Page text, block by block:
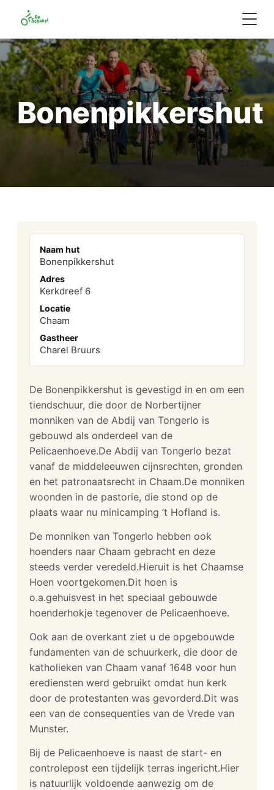
Bonenpikkershut
Naam hut
Bonenpikkershut
Adres
Kerkdreef 6
Locatie
Chaam
Gastheer
Charel Bruurs
De Bonenpikkershut is gevestigd in en om een
tiendschuur, die door de Norbertijner
monniken van de Abdij van Tongerlo is
gebouwd als onderdeel van de
Pelicaenhoeve.De Abdij van Tongerlo bezat
vanaf de middeleeuwen cijnsrechten, gronden
en het patronaatsrecht in Chaam.De monniken
woonden in de pastorie, die stond op de
plaats waar nu minicamping ’t Hofland is.
De monniken van Tongerlo hebben ook
hoenders naar Chaam gebracht en deze
steeds verder veredeld.Hieruit is het Chaamse
Hoen voortgekomen.Dit hoen is
o.a.gehuisvest in het speciaal gebouwde
hoenderhokje tegenover de Pelicaenhoeve.
Ook aan de overkant ziet u de opgebouwde
fundamenten van de schuurkerk, die door de
katholieken van Chaam vanaf 1648 voor hun
erediensten werd gebruikt omdat hun kerk
door de protestanten was gevorderd.Dit was
een van de consequenties van de Vrede van
Munster.
Bij de Pelicaenhoeve is naast de start- en
controlepost een tijdelijk terras ingericht.Hier
is natuurlijk voldoende aanwezig om de